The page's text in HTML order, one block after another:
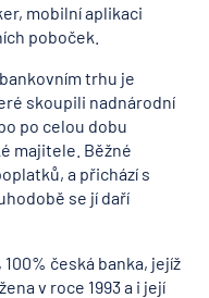
mobilní aplikaci
poboček.
trhu je
skoupili nadnárodní
po celou dobu
majitele. Běžné
a přichází s
se jí daří
česká banka, jejíž
v roce 1993 a i její